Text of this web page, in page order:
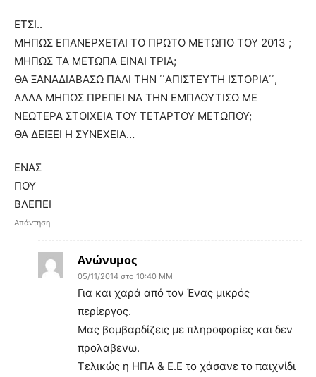
ΕΤΣΙ..
ΜΗΠΩΣ ΕΠΑΝΕΡΧΕΤΑΙ ΤΟ ΠΡΩΤΟ ΜΕΤΩΠΟ ΤΟΥ 2013 ;
ΜΗΠΩΣ ΤΑ ΜΕΤΩΠΑ ΕΙΝΑΙ ΤΡΙΑ;
ΘΑ ΞΑΝΑΔΙΑΒΑΣΩ ΠΑΛΙ ΤΗΝ ΄΄ΑΠΙΣΤΕΥΤΗ ΙΣΤΟΡΙΑ΄΄,
ΑΛΛΑ ΜΗΠΩΣ ΠΡΕΠΕΙ ΝΑ ΤΗΝ ΕΜΠΛΟΥΤΙΣΩ ΜΕ
ΝΕΩΤΕΡΑ ΣΤΟΙΧΕΙΑ ΤΟΥ ΤΕΤΑΡΤΟΥ ΜΕΤΩΠΟΥ;
ΘΑ ΔΕΙΞΕΙ Η ΣΥΝΕΧΕΙΑ…
ΕΝΑΣ
ΠΟΥ
ΒΛΕΠΕΙ
Απάντηση
Ανώνυμος
05/11/2014 στο 10:40 ΜΜ
Για και χαρά από τον Ένας μικρός
περίεργος.
Μας βομβαρδίζεις με πληροφορίες και δεν
προλαβενω.
Τελικώς η ΗΠΑ & Ε.Ε το χάσανε το παιχνίδι